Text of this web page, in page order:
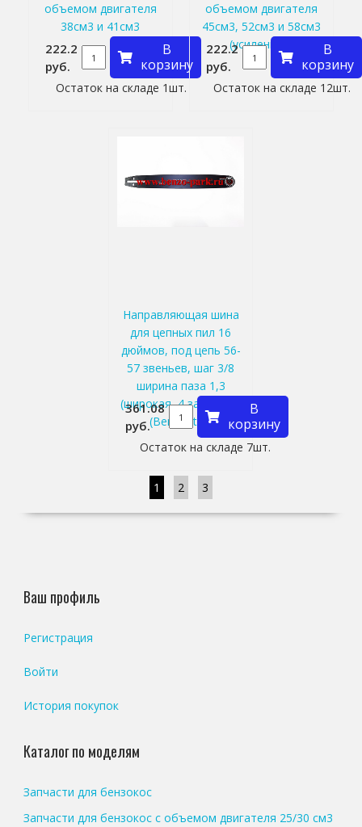
объемом двигателя
38см3 и 41см3
222.2
руб.
В
корзину
Остаток на складе 1шт.
объемом двигателя
45см3, 52см3 и 58см3
(усиленная)
222.2
руб.
В
корзину
Остаток на складе 12шт.
Направляющая шина
для цепных пил 16
дюймов, под цепь 56-
57 звеньев, шаг 3/8
ширина паза 1,3
(широкая, 4 заклепки)
(Benzoritm)
361.08
руб.
В
корзину
Остаток на складе 7шт.
1 2 3
Ваш профиль
Регистрация
Войти
История покупок
Каталог по моделям
Запчасти для бензокос
Запчасти для бензокос с объемом двигателя 25/30 см3